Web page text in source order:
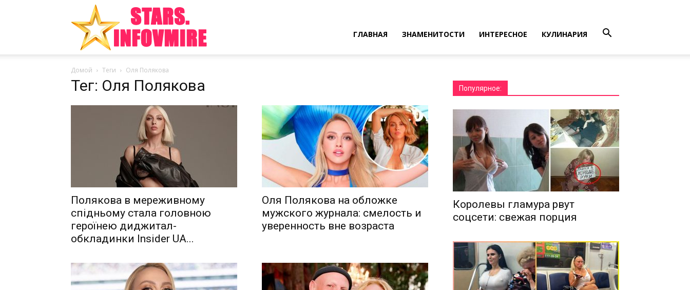
мира
ГЛАВНАЯ ЗНАМЕНИТОСТИ ИНТЕРЕСНОЕ КУЛИНАРИЯ
Домой Теги Оля Полякова
Тег: Оля Полякова
Полякова в мереживному
спідньому стала головною
героїнею диджитал-
обкладинки Insider UA...
Оля Полякова на обложке
мужского журнала: смелость и
уверенность вне возраста
Популярное:
Королевы гламура рвут
соцсети: свежая порция